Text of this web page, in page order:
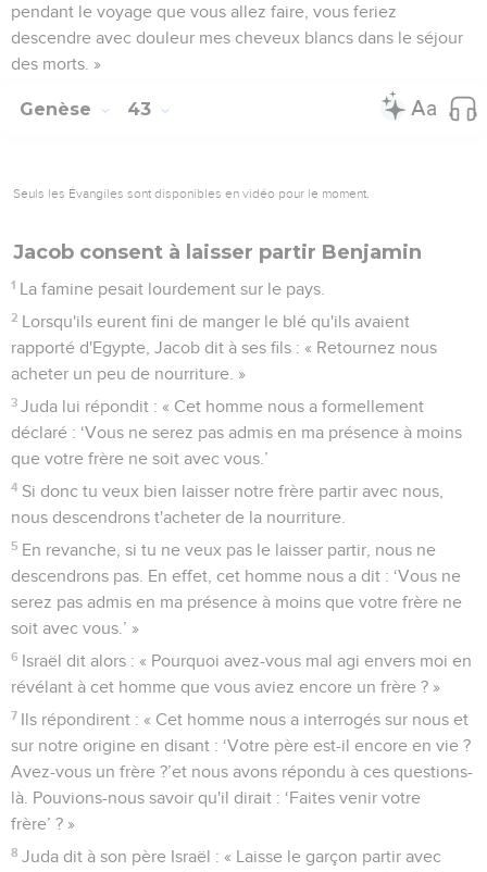
pendant le voyage que vous allez faire, vous feriez
descendre avec douleur mes cheveux blancs dans le séjour
des morts. »
Genèse 43
Seuls les Évangiles sont disponibles en vidéo pour le moment.
Jacob consent à laisser partir Benjamin
1 La famine pesait lourdement sur le pays.
2 Lorsqu'ils eurent fini de manger le blé qu'ils avaient
rapporté d'Egypte, Jacob dit à ses fils : « Retournez nous
acheter un peu de nourriture. »
3 Juda lui répondit : « Cet homme nous a formellement
déclaré : ‘Vous ne serez pas admis en ma présence à moins
que votre frère ne soit avec vous.’
4 Si donc tu veux bien laisser notre frère partir avec nous,
nous descendrons t'acheter de la nourriture.
5 En revanche, si tu ne veux pas le laisser partir, nous ne
descendrons pas. En effet, cet homme nous a dit : ‘Vous ne
serez pas admis en ma présence à moins que votre frère ne
soit avec vous.’ »
6 Israël dit alors : « Pourquoi avez-vous mal agi envers moi en
révélant à cet homme que vous aviez encore un frère ? »
7 Ils répondirent : « Cet homme nous a interrogés sur nous et
sur notre origine en disant : ‘Votre père est-il encore en vie ?
Avez-vous un frère ?’et nous avons répondu à ces questions-
là. Pouvions-nous savoir qu'il dirait : ‘Faites venir votre
frère’ ? »
8 Juda dit à son père Israël : « Laisse le garçon partir avec